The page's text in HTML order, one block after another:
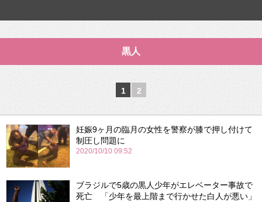
黒人
1 2
妊娠9ヶ月の臨月の女性を警察が膝で押し付けて
制圧し問題に
2020/10/10 09:52
ブラジルで5歳の黒人少年がエレベーター事故で
死亡 「少年を最上階まで行かせた白人が悪い」